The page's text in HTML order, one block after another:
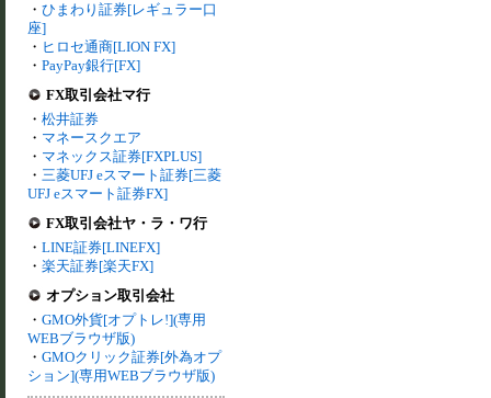
・ ひまわり証券[レギュラー口
座]
・ ヒロセ通商[LION FX]
・ PayPay銀行[FX]
FX取引会社マ行
・ 松井証券
・ マネースクエア
・ マネックス証券[FXPLUS]
・ 三菱UFJ eスマート証券[三菱
UFJ eスマート証券FX]
FX取引会社ヤ・ラ・ワ行
・ LINE証券[LINEFX]
・ 楽天証券[楽天FX]
オプション取引会社
・ GMO外貨[オプトレ!](専用
WEBブラウザ版)
・ GMOクリック証券[外為オプ
ション](専用WEBブラウザ版)